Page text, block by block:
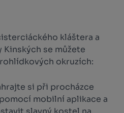
kláštera a
se můžete
okruzích:
si při procházce
mobilní aplikace a